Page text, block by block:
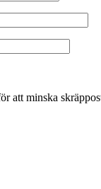
att minska